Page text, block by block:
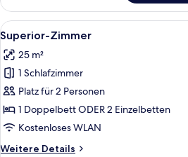
Zweibettzimmer,
1 King-
Bett
Alle
Fotos
für
Superior-
Zimmer
anzeigen
Ein
15
Superior-Zimmer
25 m²
1 Schlafzimmer
Platz für 2 Personen
1 Doppelbett ODER 2 Einzelbetten
Kostenloses WLAN
Weitere Details
Weitere